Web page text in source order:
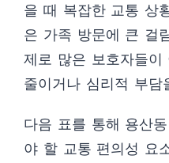
을 때 복잡한 교통 상
은 가족 방문에 큰 걸
제로 많은 보호자들
줄이거나 심리적 부담
다음 표를 통해 용산
야 할 교통 편의성 요